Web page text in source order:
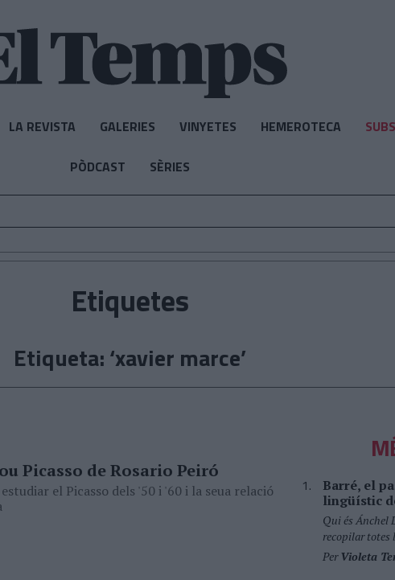
LA REVISTA GALERIES VINYETES HEMEROTECA
PÒDCAST SÈRIES
Etiquetes
Etiqueta: ‘xavier marce’
Picasso de Rosario Peiró
el Picasso dels '50 i '60 i la seua relació
Barré, el
lingüístic
Qui és Ánchel
recopilar totes
PerVioleta